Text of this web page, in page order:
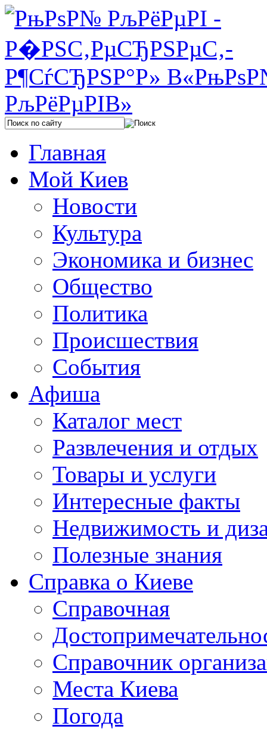
Главная
Мой Киев
Новости
Культура
Экономика и бизнес
Общество
Политика
Происшествия
События
Афиша
Каталог мест
Развлечения и отдых
Товары и услуги
Интересные факты
Недвижимость и
Полезные знания
Справка о Киеве
Справочная
Справочник
Места Киева
Погода